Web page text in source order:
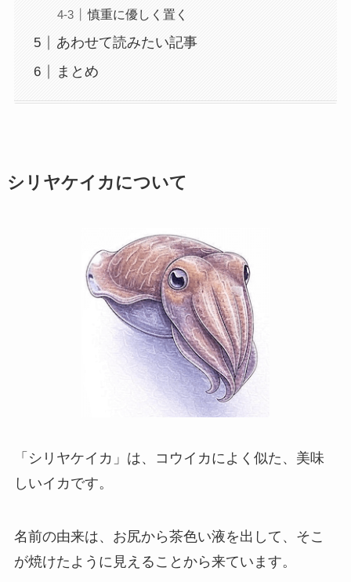
慎重に優しく置く
あわせて読みたい記事
まとめ
シリヤケイカについて
「シリヤケイカ」は、コウイカによく似た、美味
しいイカです。
名前の由来は、お尻から茶色い液を出して、そこ
が焼けたように見えることから来ています。